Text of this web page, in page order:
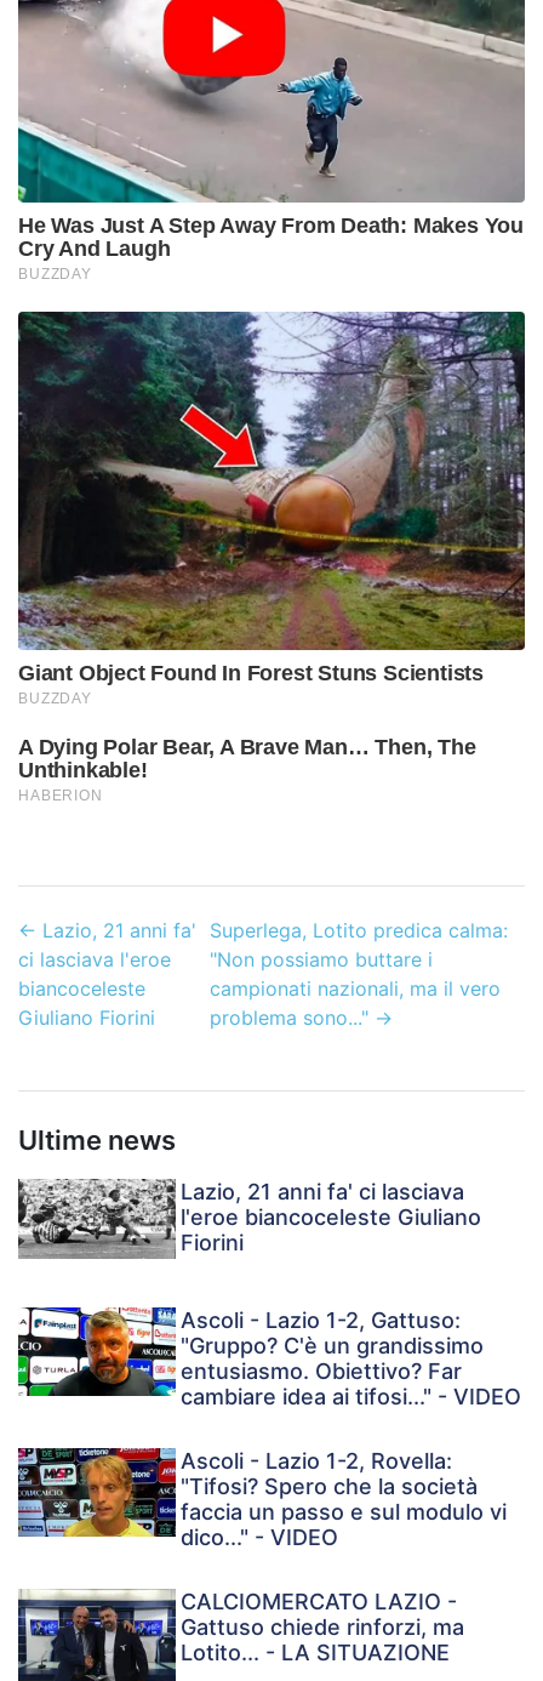
← Lazio, 21 anni fa'
ci lasciava l'eroe
biancoceleste
Giuliano Fiorini
Superlega, Lotito predica calma:
"Non possiamo buttare i
campionati nazionali, ma il vero
problema sono..."→
Ultime news
Lazio, 21 anni fa' ci lasciava
l'eroe biancoceleste Giuliano
Fiorini
Ascoli - Lazio 1-2, Gattuso:
"Gruppo? C'è un grandissimo
entusiasmo. Obiettivo? Far
cambiare idea ai tifosi..." - VIDEO
Ascoli - Lazio 1-2, Rovella:
"Tifosi? Spero che la società
faccia un passo e sul modulo vi
dico..." - VIDEO
CALCIOMERCATO LAZIO -
Gattuso chiede rinforzi, ma
Lotito... - LA SITUAZIONE